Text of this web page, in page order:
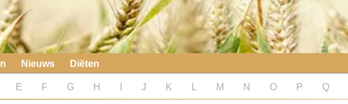
Nieuws Diëten
E F G H J K M N O P Q